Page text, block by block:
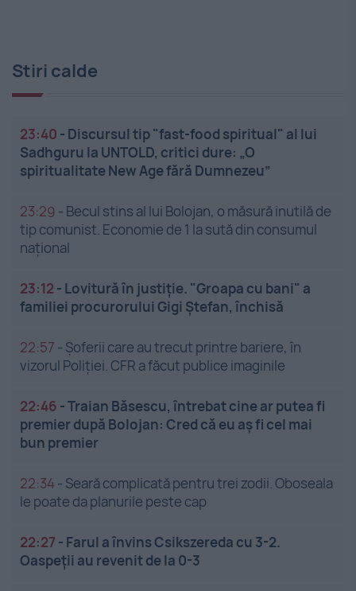
Stiri calde
23:40 - Discursul tip "fast-food spiritual" al lui
Sadhguru la UNTOLD, critici dure: „O
spiritualitate New Age fără Dumnezeu”
23:29 - Becul stins al lui Bolojan, o măsură inutilă de
tip comunist. Economie de 1 la sută din consumul
național
23:12 - Lovitură în justiție. "Groapa cu bani" a
familiei procurorului Gigi Ștefan, închisă
22:57 - Șoferii care au trecut printre bariere, în
vizorul Poliției. CFR a făcut publice imaginile
22:46 -Traian Băsescu, întrebat cine ar putea fi
premier după Bolojan: Cred că eu aș fi cel mai
bun premier
22:34 - Seară complicată pentru trei zodii. Oboseala
le poate da planurile peste cap
22:27 - Farul a învins Csikszereda cu 3-2.
Oaspeții au revenit de la 0-3